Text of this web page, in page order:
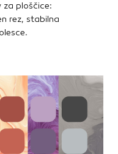
za ploščice:
rez, stabilna